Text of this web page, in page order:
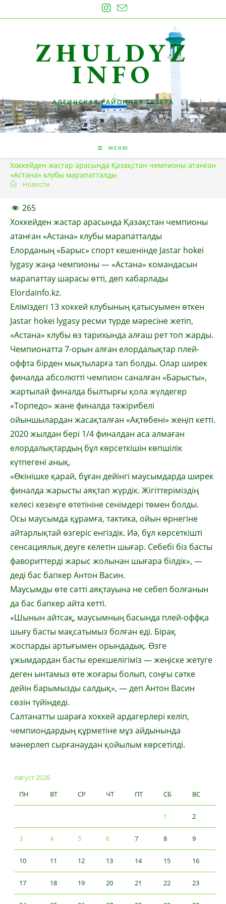
к
ZHULDYZ
INFO
АЛГИНСКАЯ РАЙОННАЯ ГАЗЕТА
МЕНЮ
Хоккейден жастар арасында Қазақстан чемпионы атанған
«Астана» клубы марапатталды
Новости
265
Хоккейден жастар арасында Қазақстан чемпионы
атанған «Астана» клубы марапатталды
Елорданың «Барыс» спорт кешенінде Jastar hokei
lygasy жаңа чемпионы — «Астана» командасын
марапаттау шарасы өтті, деп хабарлады
Elordainfo.kz.
Еліміздегі 13 хоккей клубының қатысуымен өткен
Jastar hokei lygasy ресми түрде мәресіне жетіп,
«Астана» клубы өз тарихында алғаш рет топ жарды.
Чемпионатта 7-орын алған елордалықтар плей-
оффта бірден мықтыларға тап болды. Олар ширек
финалда абсолютті чемпион саналған «Барысты»,
жартылай финалда былтырғы қола жүлдегер
«Торпедо» және финалда тәжірибелі
ойыншылардан жасақталған «Ақтөбені» жеңіп кетті.
2020 жылдан бері 1/4 финалдан аса алмаған
елордалықтардың бұл көрсеткішін көпшілік
күтпегені анық.
«Өкінішке қарай, бұған дейінгі маусымдарда ширек
финалда жарысты аяқтап жүрдік. Жігіттеріміздің
келесі кезеңге өтетініне сенімдері төмен болды.
Осы маусымда құрамға, тактика, ойын өрнегіне
айтарлықтай өзгеріс енгіздік. Иә, бұл көрсеткішті
сенсациялық деуге келетін шығар. Себебі біз басты
фавориттерді жарыс жолынан шығара білдік», —
деді бас бапкер Антон Васин.
Маусымды өте сәтті аяқтауына не себеп болғанын
да бас бапкер айта кетті.
«Шынын айтсақ, маусымның басында плей-оффқа
шығу басты мақсатымыз болған еді. Бірақ
жоспарды артығымен орындадық. Өзге
ұжымдардан басты ерекшелігіміз — жеңіске жетуге
деген ынтамыз өте жоғары болып, соңғы сәтке
дейін барымызды салдық», — деп Антон Васин
сөзін түйіндеді.
Салтанатты шараға хоккей ардагерлері келіп,
чемпиондардың құрметіне мұз айдынында
мәнерлеп сырғанаудан қойылым көрсетілді.
Август 2026
ПН
ВТ СР ЧТ ПТ СБ ВС
1 2
3 4 5 6 7 8 9
10 11 12 13 14 15 16
17 18 19 20 21 22 23